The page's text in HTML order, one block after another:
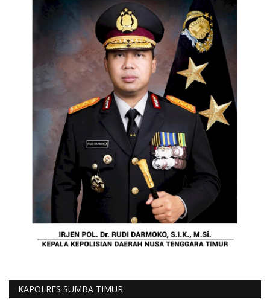
KAPOLRES SUMBA TIMUR